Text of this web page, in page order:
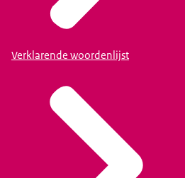
Verklarende woordenlijst